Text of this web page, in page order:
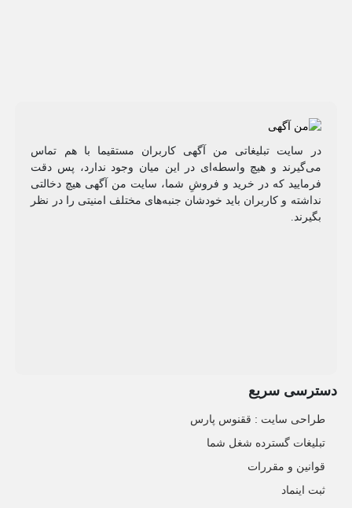
در سایت تبلیغاتی من آگهی کاربران مستقیما با هم تماس
می‌گیرند و هیچ واسطه‌ای در این میان وجود ندارد، پس دقت
فرمایید که در خرید و فروشِ شما، سایت من آگهی هیچ دخالتی
نداشته و کاربران باید خودشان جنبه‌های مختلف امنیتی را در نظر
بگیرند.
دسترسی سریع
طراحی سایت :‌ ققنوس پارس
تبلیغات گسترده شغل شما
قوانین و مقررات
ثبت اینماد